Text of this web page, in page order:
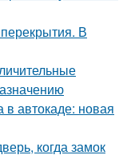
В
в автокаде: новая
когда замок